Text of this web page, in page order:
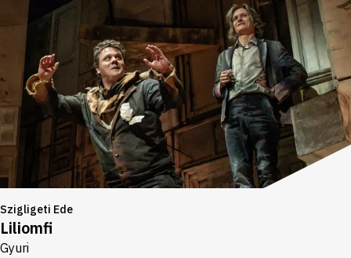
Szigligeti Ede
Liliomfi
Gyuri